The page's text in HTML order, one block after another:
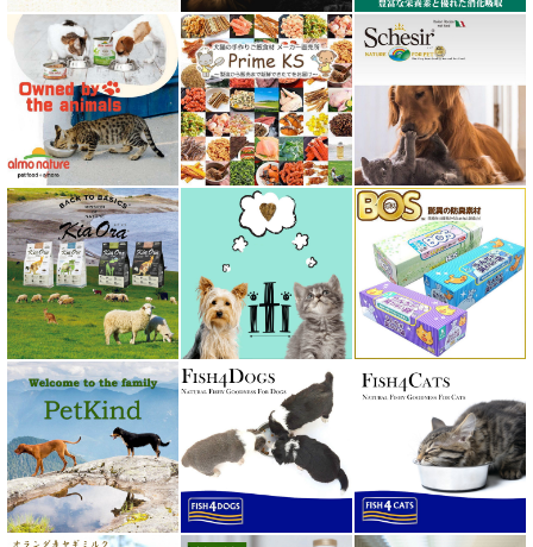
プレスティージ PRESTIGE
プロデン ProDen
ベイリーコー Bailey+Co
ベッツソリューション VetSolution
ベッツラボ Vets Labo
ペットカインド PetKind
ペトコト PETOKOTO
ホワイトフォックス
ボンショーズペット bonnechose pet
ママクック
ミャウ MEOW